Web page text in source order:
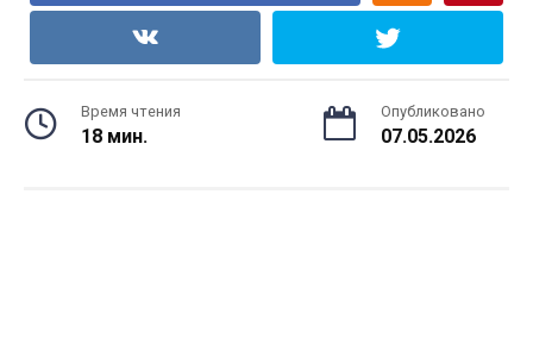
Время чтения
18 мин.
Опубликовано
07.05.2026